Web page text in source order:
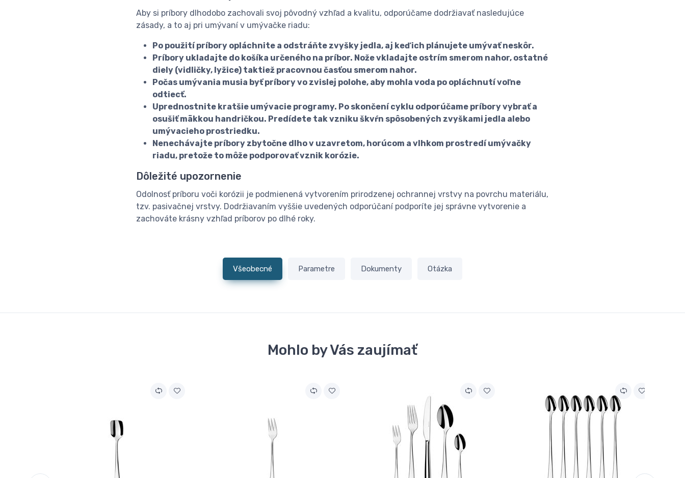
Aby si príbory dlhodobo zachovali svoj pôvodný vzhľad a kvalitu, odporúčame dodržiavať nasledujúce
zásady, a to aj pri umývaní v umývačke riadu:
Po použití príbory opláchnite a odstráňte zvyšky jedla, aj keď ich plánujete umývať neskôr.
Príbory ukladajte do košíka určeného na príbor. Nože vkladajte ostrím smerom nahor, ostatné
diely (vidličky, lyžice) taktiež pracovnou časťou smerom nahor.
Počas umývania musia byť príbory vo zvislej polohe, aby mohla voda po opláchnutí voľne
odtiecť.
Uprednostnite kratšie umývacie programy. Po skončení cyklu odporúčame príbory vybrať a
osušiť mäkkou handričkou. Predídete tak vzniku škvŕn spôsobených zvyškami jedla alebo
umývacieho prostriedku.
Nenechávajte príbory zbytočne dlho v uzavretom, horúcom a vlhkom prostredí umývačky
riadu, pretože to môže podporovať vznik korózie.
Dôležité upozornenie
Odolnosť príboru voči korózii je podmienená vytvorením prirodzenej ochrannej vrstvy na povrchu materiálu,
tzv. pasivačnej vrstvy. Dodržiavaním vyššie uvedených odporúčaní podporíte jej správne vytvorenie a
zachováte krásny vzhľad príborov po dlhé roky.
Všeobecné Parametre Dokumenty Otázka
Mohlo by Vás zaujímať